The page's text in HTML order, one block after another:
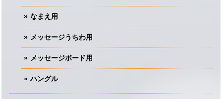
なまえ用
メッセージうちわ用
メッセージボード用
ハングル